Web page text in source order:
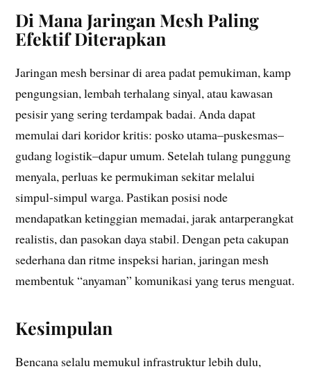
Di Mana Jaringan Mesh Paling
Efektif Diterapkan
Jaringan mesh bersinar di area padat pemukiman, kamp
pengungsian, lembah terhalang sinyal, atau kawasan
pesisir yang sering terdampak badai. Anda dapat
memulai dari koridor kritis: posko utama–puskesmas–
gudang logistik–dapur umum. Setelah tulang punggung
menyala, perluas ke permukiman sekitar melalui
simpul-simpul warga. Pastikan posisi node
mendapatkan ketinggian memadai, jarak antarperangkat
realistis, dan pasokan daya stabil. Dengan peta cakupan
sederhana dan ritme inspeksi harian, jaringan mesh
membentuk “anyaman” komunikasi yang terus menguat.
Kesimpulan
Bencana selalu memukul infrastruktur lebih dulu,